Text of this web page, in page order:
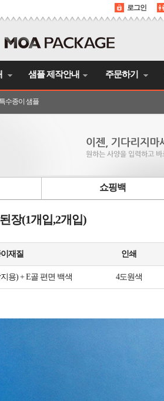
로그인
특수종이 샘플
샘플 제작안내 주문하기
쇼핑백
장(1개입,2개입)
재질 인쇄
용) + E골 편면 백색 4도원색